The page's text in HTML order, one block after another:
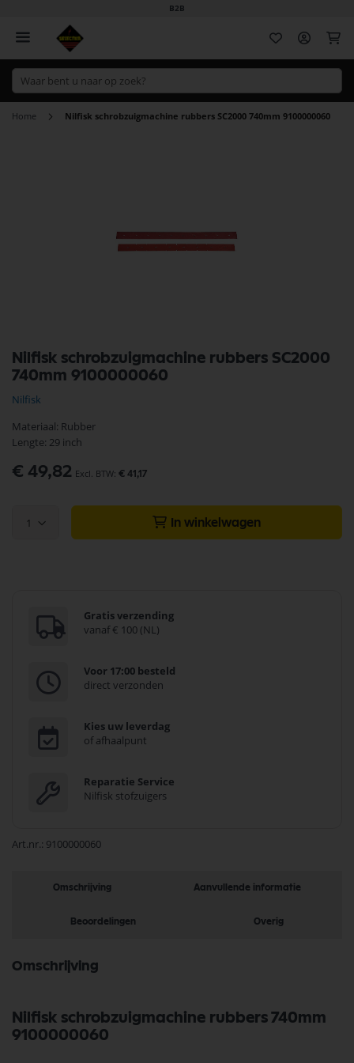
B2B
Home Nilfisk schrobzuigmachine rubbers SC2000 740mm 9100000060
Nilfisk schrobzuigmachine rubbers SC2000
740mm 9100000060
Nilfisk
Materiaal: Rubber
Lengte: 29 inch
€ 49,82 € 41,17
1 In winkelwagen
Gratis verzending
vanaf € 100 (NL)
Voor 17:00 besteld
direct verzonden
Kies uw leverdag
of afhaalpunt
Reparatie Service
Nilfisk stofzuigers
Art.nr. 9100000060
naar
het
van
afbeeldingen-
gallerij
Omschrijving Aanvullende informatie
Beoordelingen Overig
Omschrijving
Nilfisk schrobzuigmachine rubbers 740mm
9100000060